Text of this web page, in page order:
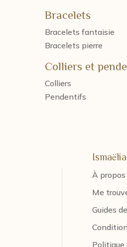
Bracelets
Bracelets fantaisie
Bracelets pierre
Colliers et
Colliers
Pendentifs
À propos
Me
Guides